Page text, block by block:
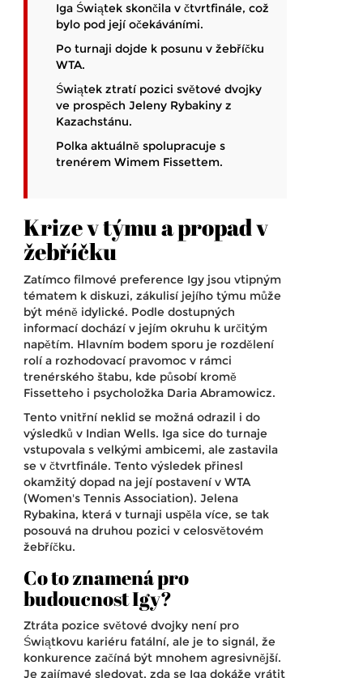
Iga Świątek skončila v čtvrtfinále, což
bylo pod její očekáváními.
Po turnaji dojde k posunu v žebříčku
WTA.
Świątek ztratí pozici světové dvojky
ve prospěch Jeleny Rybakiny z
Kazachstánu.
Polka aktuálně spolupracuje s
trenérem Wimem Fissettem.
Krize v týmu a propad v
žebříčku
Zatímco filmové preference Igy jsou vtipným
tématem k diskuzi, zákulisí jejího týmu může
být méně idylické. Podle dostupných
informací dochází v jejím okruhu k určitým
napětím. Hlavním bodem sporu je rozdělení
rolí a rozhodovací pravomoc v rámci
trenérského štabu, kde působí kromě
Fissetteho i psycholožka Daria Abramowicz.
Tento vnitřní neklid se možná odrazil i do
výsledků v Indian Wells. Iga sice do turnaje
vstupovala s velkými ambicemi, ale zastavila
se v čtvrtfinále. Tento výsledek přinesl
okamžitý dopad na její postavení v WTA
(Women's Tennis Association). Jelena
Rybakina, která v turnaji uspěla více, se tak
posouvá na druhou pozici v celosvětovém
žebříčku.
Co to znamená pro
budoucnost Igy?
Ztráta pozice světové dvojky není pro
Świątkovu kariéru fatální, ale je to signál, že
konkurence začíná být mnohem agresivnější.
Je zajímavé sledovat, zda se Iga dokáže vrátit